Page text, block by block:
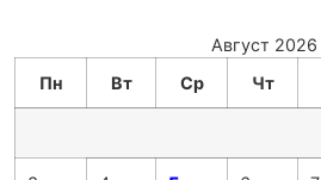
Август 2026
Пн
Вт Ср Чт